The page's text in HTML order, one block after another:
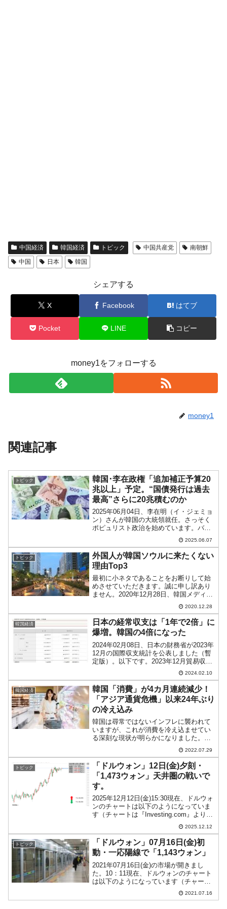
中国経済 韓国経済 トピック 中国共産党
南朝鮮
中国
日本 韓国
シェアする
X Facebook はてブ
Pocket LINE コピー
money1をフォローする
money1
関連記事
トピック
韓国･李在政権「追加補正予算20
兆以上」予定。“国債発行は過去
最高”さらに20兆積むのか
2025年06月04日、李在明（イ・ジェミョ
ン）さんが韓国の大統領就任。さっそく
ポピュリスト政治を始めています。バラ
マキの準備を開始しました。そもそも李
在明（イ・ジェミョン）さんというのは
出たとこ勝負で、その場その場でホラを
吹く人物。前科四...
2025.06.07
トピック
外国人が韓国ソウルに来たくない
理由Top3
最初に小ネタであることをお断りして始
めさせていただきます。誠に申し訳あり
ません。2020年12月28日、韓国メディア
『毎日経済』に「外国人コロナ19が終わ
ってもソウルに来たくない理由」という
記事が出ました。これは『ソウル観光財
団』がオンライ...
2020.12.28
韓国経済
日本の経常収支は「1年で2倍」に
爆増。韓国の4倍になった
2024年02月08日、日本の財務省が2023年
12月の国際収支統計を公表しました（暫
定版）。以下です。2023年12月貿易収
支：1,155億円サービス収支：-3,833億円
第1次所得収支：1兆2,624億円第2次所得
収支：-2,503億円...
2024.02.10
韓国経済
韓国「消費」が4カ月連続減少！
「アジア通貨危機」以来24年ぶり
の冷え込み
韓国は尋常ではないインフレに襲われて
いますが、これが消費を冷え込ませてい
る深刻な現状が明らかになりました。
2022年07月28日、韓国の統計庁が定例の
「2022年06月の産業活動動向」を公表し
たのですが、ちょっと見過ごせない数字
があるのです...
2022.07.29
トピック
「ドルウォン」12日(金)夕刻・
「1,473ウォン」天井圏の戦いで
す。
2025年12月12日(金)15:30現在、ドルウォ
ンのチャートは以下のようになっていま
す（チャートは『Investing.com』より引
用）。陽線が少し伸びました。現在のと
ころ「1ドル＝1,473ウォン」近辺の攻防
となっています。ローソク...
2025.12.12
トピック
「ドルウォン」07月16日(金)初
動・一応陽線で「1,143ウォン」
2021年07月16日(金)の市場が開きまし
た。10：11現在、ドルウォンのチャート
は以下のようになっています（チャート
は『Investing.com』より引用）。現在の
ところ陽線で「1ドル＝1,143ウォン」近
2021.07.16